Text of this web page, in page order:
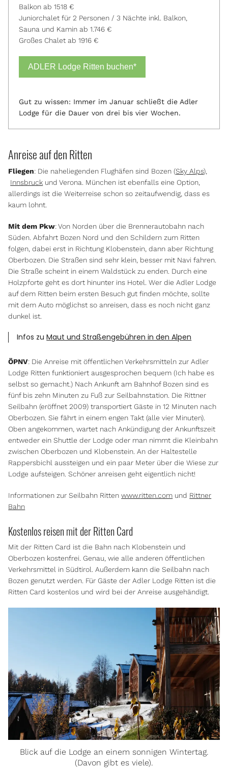
Balkon ab 1518 €
Juniorchalet für 2 Personen / 3 Nächte inkl. Balkon,
Sauna und Kamin ab 1.746 €
Großes Chalet ab 1916 €
ADLER Lodge Ritten buchen*
Gut zu wissen: Immer im Januar schließt die Adler
Lodge für die Dauer von drei bis vier Wochen.
Anreise auf den Ritten
Fliegen: Die naheliegenden Flughäfen sind Bozen (Sky Alps),
Innsbruck und Verona. München ist ebenfalls eine Option,
allerdings ist die Weiterreise schon so zeitaufwendig, dass es
kaum lohnt.
Mit dem Pkw: Von Norden über die Brennerautobahn nach
Süden. Abfahrt Bozen Nord und den Schildern zum Ritten
folgen, dabei erst in Richtung Klobenstein, dann aber Richtung
Oberbozen. Die Straßen sind sehr klein, besser mit Navi fahren.
Die Straße scheint in einem Waldstück zu enden. Durch eine
Holzpforte geht es dort hinunter ins Hotel. Wer die Adler Lodge
auf dem Ritten beim ersten Besuch gut finden möchte, sollte
mit dem Auto möglichst so anreisen, dass es noch nicht ganz
dunkel ist.
Infos zuMaut und Straßengebühren in den Alpen
ÖPNV: Die Anreise mit öffentlichen Verkehrsmitteln zur Adler
Lodge Ritten funktioniert ausgesprochen bequem (Ich habe es
selbst so gemacht.) Nach Ankunft am Bahnhof Bozen sind es
fünf bis zehn Minuten zu Fuß zur Seilbahnstation. Die Rittner
Seilbahn (eröffnet 2009) transportiert Gäste in 12 Minuten nach
Oberbozen. Sie fährt in einem engen Takt (alle vier Minuten).
Oben angekommen, wartet nach Ankündigung der Ankunftszeit
entweder ein Shuttle der Lodge oder man nimmt die Kleinbahn
zwischen Oberbozen und Klobenstein. An der Haltestelle
Rappersbichl aussteigen und ein paar Meter über die Wiese zur
Lodge aufsteigen. Schöner anreisen geht eigentlich nicht!
Informationen zur Seilbahn Rittenwww.ritten.com und Rittner
Bahn
Kostenlos reisen mit der Ritten Card
Mit der Ritten Card ist die Bahn nach Klobenstein und
Oberbozen kostenfrei. Genau, wie alle anderen öffentlichen
Verkehrsmittel in Südtirol. Außerdem kann die Seilbahn nach
Bozen genutzt werden. Für Gäste der Adler Lodge Ritten ist die
Ritten Card kostenlos und wird bei der Anreise ausgehändigt.
Blick auf die Lodge an einem sonnigen Wintertag.
(Davon gibt es viele).